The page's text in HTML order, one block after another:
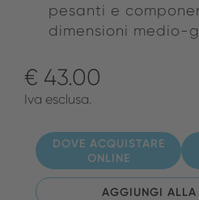
pesanti e
dimensioni medio-
€ 43.00
Iva esclusa.
DOVE ACQUISTARE
ONLINE
AGGIUNGI ALLA